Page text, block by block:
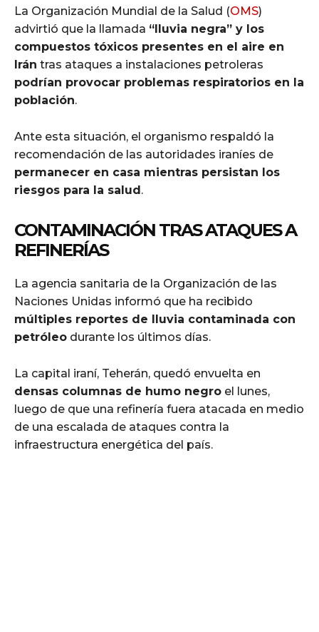
La Organización Mundial de la Salud (OMS)
advirtió que la llamada “lluvia negra” y los
compuestos tóxicos presentes en el aire en
Irán tras ataques a instalaciones petroleras
podrían provocar problemas respiratorios en la
población.
Ante esta situación, el organismo respaldó la
recomendación de las autoridades iraníes de
permanecer en casa mientras persistan los
riesgos para la salud .
CONTAMINACIÓN TRAS ATAQUES A
REFINERÍAS
La agencia sanitaria de la Organización de las
Naciones Unidas informó que ha recibido
múltiples reportes de lluvia contaminada con
petróleo durante los últimos días.
La capital iraní, Teherán, quedó envuelta en
densas columnas de humo negro el lunes,
luego de que una refinería fuera atacada en medio
de una escalada de ataques contra la
infraestructura energética del país.